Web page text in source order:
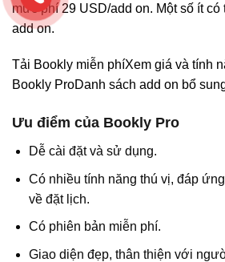
mức phí 29 USD/add on. Một số ít có
add on.
Tải Bookly miễn phíXem giá và tính
Bookly ProDanh sách add on bổ
Ưu điểm của Bookly Pro
Dễ cài đặt và sử dụng.
Có nhiều tính năng thú vị, đáp
về đặt lịch.
Có phiên bản miễn phí.
Giao diện đẹp, thân thiện với